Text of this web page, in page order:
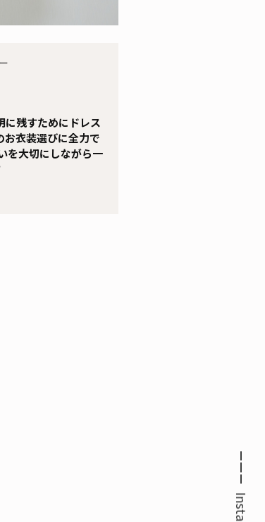
に残すためにドレス
お衣装選びに全力で
を大切にしながら一